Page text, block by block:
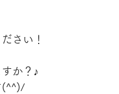
さい！
か？♪
(^^)/